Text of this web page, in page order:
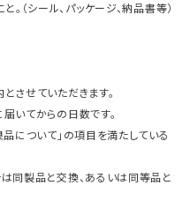
（シール、パッケージ、納品書等）
せていただきます。
いてからの日数です。
について」の項目を満たしている
同製品と交換、あるいは同等品と